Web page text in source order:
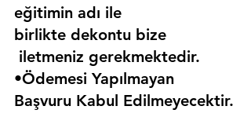
eğitimin adı ile
birlikte dekontu bize
iletmeniz gerekmektedir.
•Ödemesi Yapılmayan
Başvuru Kabul Edilmeyecektir.